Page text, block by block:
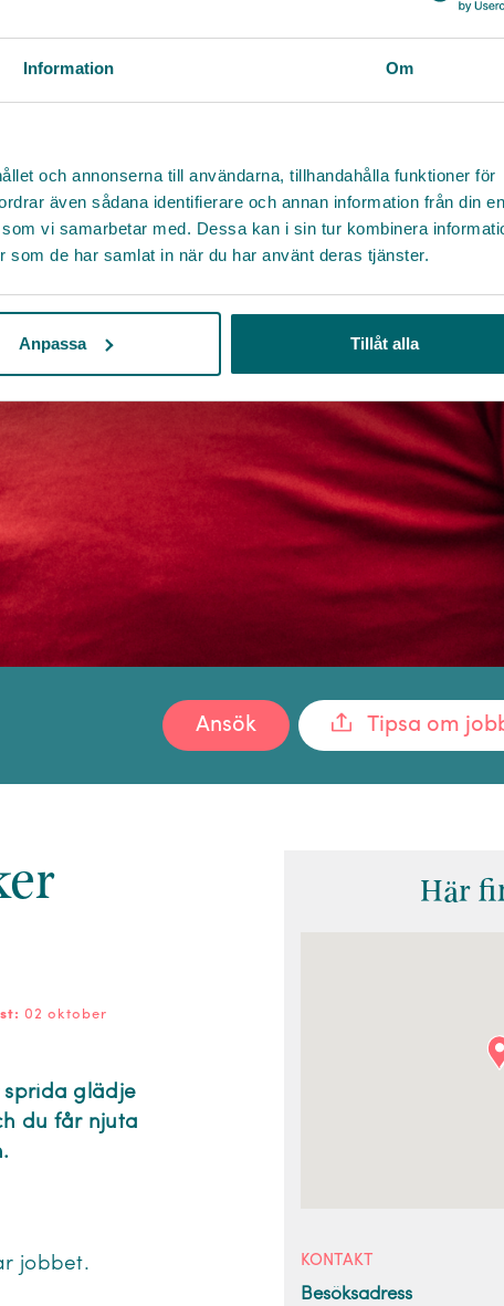
Information Om
och annonserna till användarna, tillhandahålla funktioner för
även sådana identifierare och annan information från din
vi samarbetar med. Dessa kan i sin tur kombinera
de har samlat in när du har använt deras tjänster.
Anpassa Tillåt alla
Tipsa om
Ansök
02 oktober
sprida glädje
du får njuta
jobbet.
Här
KONTAKT
Besöksadress